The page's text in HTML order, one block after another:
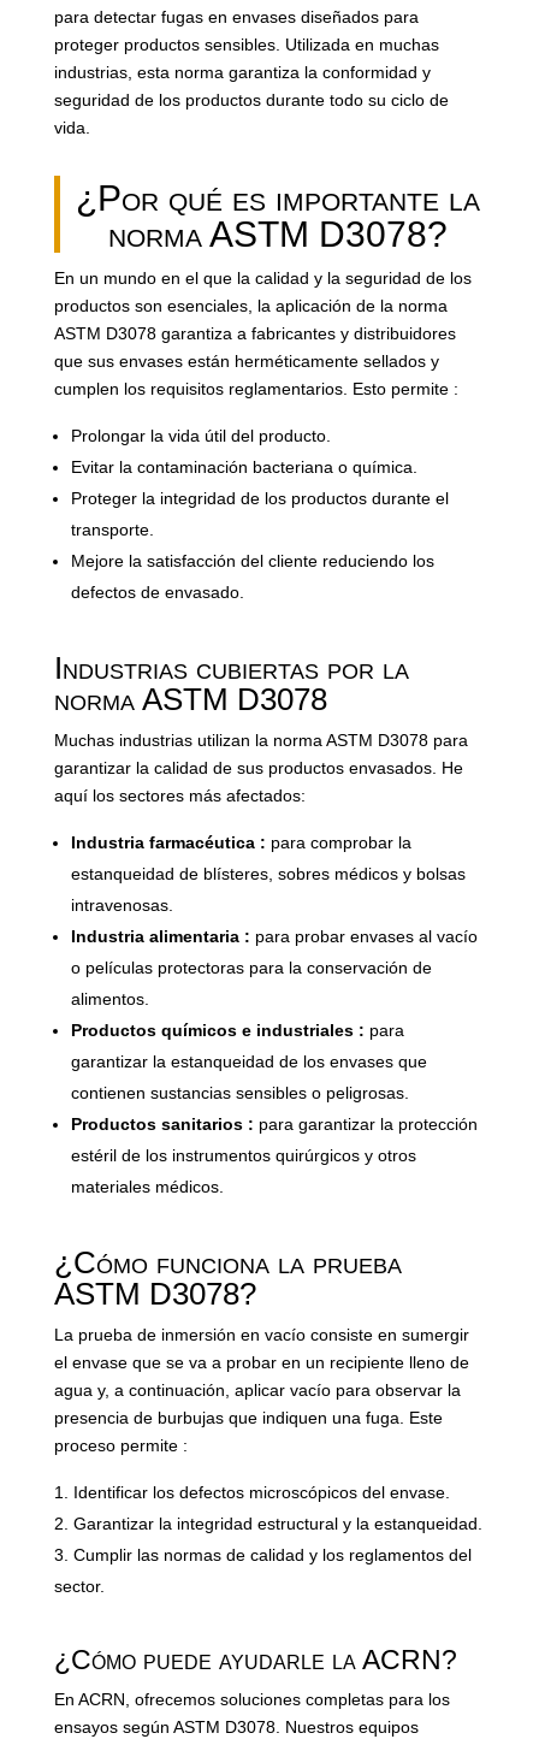
para detectar fugas en envases diseñados para
proteger productos sensibles. Utilizada en muchas
industrias, esta norma garantiza la conformidad y
seguridad de los productos durante todo su ciclo de
vida.
¿Por qué es importante la
norma ASTM D3078?
En un mundo en el que la calidad y la seguridad de los
productos son esenciales, la aplicación de la norma
ASTM D3078 garantiza a fabricantes y distribuidores
que sus envases están herméticamente sellados y
cumplen los requisitos reglamentarios. Esto permite :
Prolongar la vida útil del producto.
Evitar la contaminación bacteriana o química.
Proteger la integridad de los productos durante el
transporte.
Mejore la satisfacción del cliente reduciendo los
defectos de envasado.
Industrias cubiertas por la
norma ASTM D3078
Muchas industrias utilizan la norma ASTM D3078 para
garantizar la calidad de sus productos envasados. He
aquí los sectores más afectados:
Industria farmacéutica : para comprobar la
estanqueidad de blísteres, sobres médicos y bolsas
intravenosas.
Industria alimentaria : para probar envases al vacío
o películas protectoras para la conservación de
alimentos.
Productos químicos e industriales : para
garantizar la estanqueidad de los envases que
contienen sustancias sensibles o peligrosas.
Productos sanitarios : para garantizar la protección
estéril de los instrumentos quirúrgicos y otros
materiales médicos.
¿Cómo funciona la prueba
ASTM D3078?
La prueba de inmersión en vacío consiste en sumergir
el envase que se va a probar en un recipiente lleno de
agua y, a continuación, aplicar vacío para observar la
presencia de burbujas que indiquen una fuga. Este
proceso permite :
Identificar los defectos microscópicos del envase.
Garantizar la integridad estructural y la estanqueidad.
Cumplir las normas de calidad y los reglamentos del
sector.
¿Cómo puede ayudarle la ACRN?
En ACRN, ofrecemos soluciones completas para los
ensayos según ASTM D3078. Nuestros equipos